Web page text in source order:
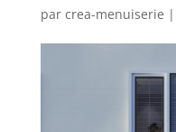
par crea-menuiserie |